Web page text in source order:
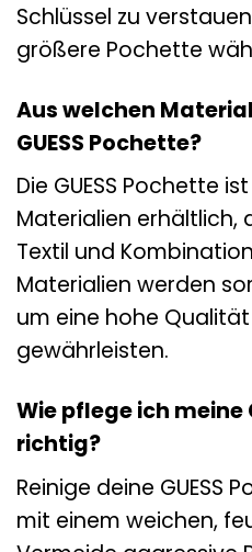
Schlüssel zu
größere Pochette
Aus welchen
GUESS Pochette?
Die GUESS Pochette
Materialien erhältlich,
Textil und
Materialien werden
um eine hohe
gewährleisten.
Wie pflege ich meine
richtig?
Reinige deine GUESS
mit einem weichen,